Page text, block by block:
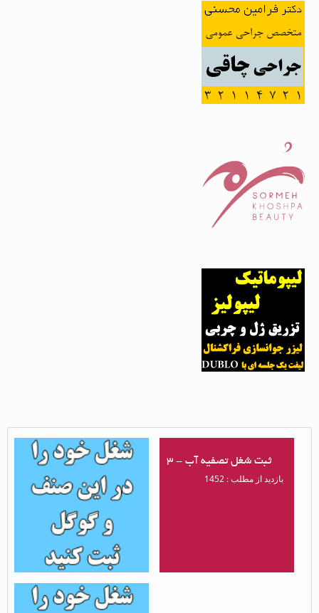
ثبت شغل تصفیه آب - 1
بازدید از مطلب : 1554
ثبت شغل تصفیه آب - 3
بازدید از مطلب : 1452
ثبت شغل تصفیه آب - 2